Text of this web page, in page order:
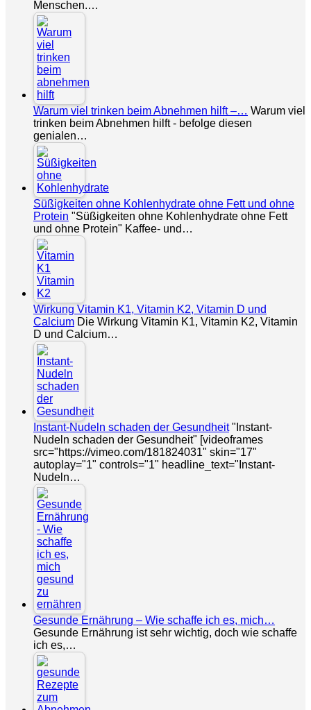
Menschen.…
Warum viel trinken beim Abnehmen hilft –… Warum viel
trinken beim Abnehmen hilft - befolge diesen
genialen…
Süßigkeiten ohne Kohlenhydrate ohne Fett und ohne
Protein "Süßigkeiten ohne Kohlenhydrate ohne Fett
und ohne Protein" Kaffee- und…
Wirkung Vitamin K1, Vitamin K2, Vitamin D und
Calcium Die Wirkung Vitamin K1, Vitamin K2, Vitamin
D und Calcium…
Instant-Nudeln schaden der Gesundheit"Instant-
Nudeln schaden der Gesundheit" [videoframes
src="https://vimeo.com/181824031" skin="17"
autoplay="1" controls="1" headline_text="Instant-
Nudeln…
Gesunde Ernährung – Wie schaffe ich es, mich…
Gesunde Ernährung ist sehr wichtig, doch wie schaffe
ich es,…